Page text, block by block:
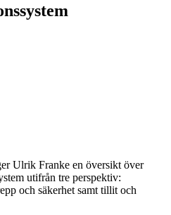
Ulrik Franke en översikt över
utifrån tre perspektiv:
och säkerhet samt tillit och